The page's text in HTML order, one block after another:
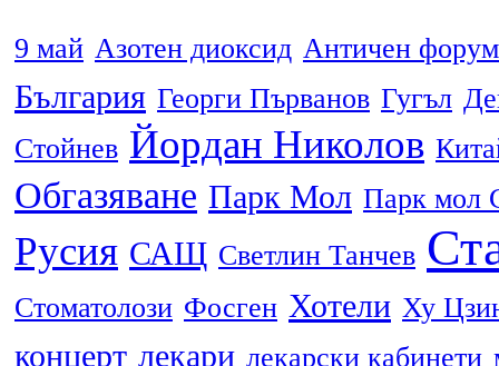
9 май Азотен диоксид Античен форум
България Георги Първанов Гугъл
Стойнев Йордан Николов
Обгазяване Парк Мол Парк мол
Русия САЩ Светлин Танчев
Стоматолози Фосген Хотели Ху
концерт лекари лекарски кабинети